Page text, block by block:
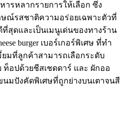
ลากรายการให้เลือก ซึ่ง
ณ์รสชาติความอร่อยเฉพาะตัวที่
สุดและเป็นเมนูเด่นของทางร้าน
burger เบอร์เกอร์พิเศษ ที่ทำ
ยมที่ลูกค้าสามารถเลือกระดับ
อปด้วยชีสเชดดาร์ และ ผักออ
มปังคัดพิเศษที่ถูกย่างบนเตาจนสี